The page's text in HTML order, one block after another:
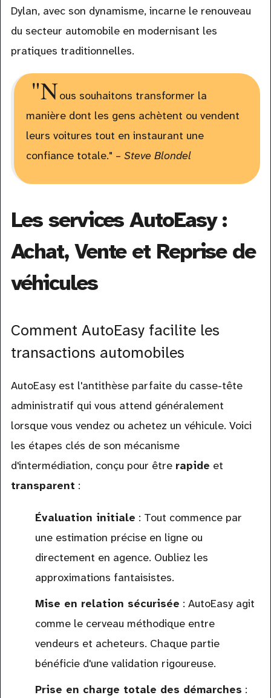
Dylan, avec son dynamisme, incarne le renouveau
du secteur automobile en modernisant les
pratiques traditionnelles.
"Nous souhaitons transformer la
manière dont les gens achètent ou vendent
leurs voitures tout en instaurant une
confiance totale." – Steve Blondel
Les services AutoEasy :
Achat, Vente et Reprise de
véhicules
Comment AutoEasy facilite les
transactions automobiles
AutoEasy est l'antithèse parfaite du casse-tête
administratif qui vous attend généralement
lorsque vous vendez ou achetez un véhicule. Voici
les étapes clés de son mécanisme
d'intermédiation, conçu pour être rapide et
transparent :
Évaluation initiale : Tout commence par
une estimation précise en ligne ou
directement en agence. Oubliez les
approximations fantaisistes.
Mise en relation sécurisée : AutoEasy agit
comme le cerveau méthodique entre
vendeurs et acheteurs. Chaque partie
bénéficie d'une validation rigoureuse.
Prise en charge totale des démarches :